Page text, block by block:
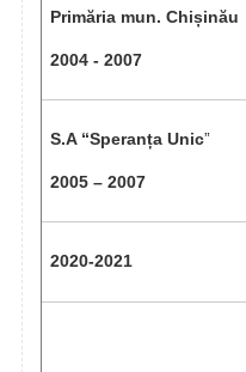
Primăria mun. Chișinău
2004 - 2007
S.A “Speranța Unic”
2005 – 2007
2020-2021